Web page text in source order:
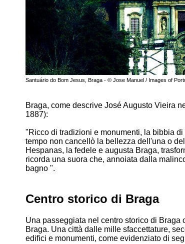
Santuário do Bom Jesus, Braga - © Jose Manuel / Images of
Braga, come descrive José Augusto Vieira
1887):
"Ricco di tradizioni e monumenti, la bibbia
tempo non cancellò la bellezza dell'una o
Hespanas, la fedele e augusta Braga,
ricorda una suora che, annoiata dalla
bagno ".
Centro storico di Braga
Una passeggiata nel centro storico di
Braga. Una città dalle mille sfaccettature,
edifici e monumenti, come evidenziato di